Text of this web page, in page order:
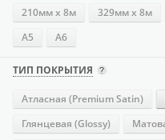
210мм х 8м
329мм х 8м
А5
А6
ТИП ПОКРЫТИЯ
Атласная (Premium Satin)
Глянцевая (Glossy)